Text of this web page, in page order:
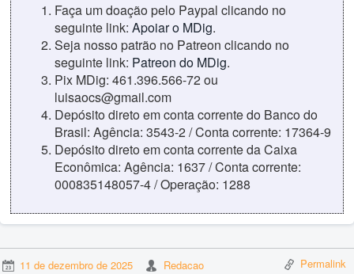
Faça um doação pelo Paypal clicando no
seguinte link: Apoiar o MDig.
Seja nosso patrão no Patreon clicando no
seguinte link: Patreon do MDig.
Pix MDig: 461.396.566-72 ou
luisaocs@gmail.com
Depósito direto em conta corrente do Banco do
Brasil: Agência: 3543-2 / Conta corrente: 17364-9
Depósito direto em conta corrente da Caixa
Econômica: Agência: 1637 / Conta corrente:
000835148057-4 / Operação: 1288
11 de dezembro de 2025 Redacao Permalink